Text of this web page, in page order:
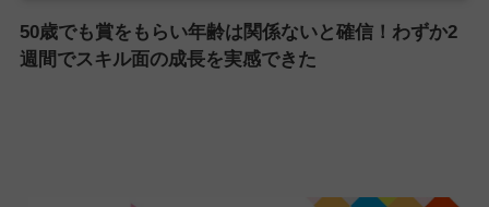
50歳でも賞をもらい年齢は関係ないと確信！わずか2
週間でスキル面の成長を実感できた